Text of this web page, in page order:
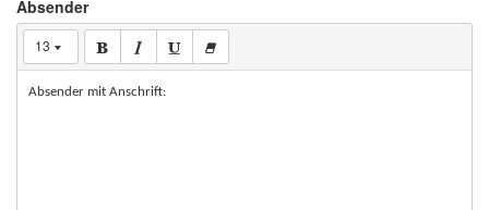
Absender
13
Absender mit Anschrift: